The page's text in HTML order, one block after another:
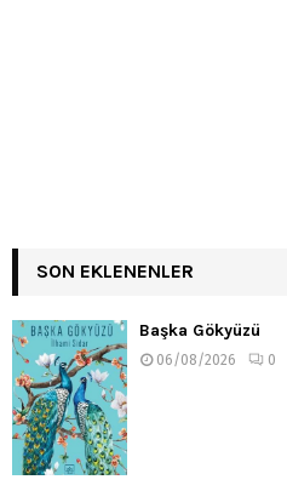
SON EKLENENLER
Başka Gökyüzü
06/08/2026 0